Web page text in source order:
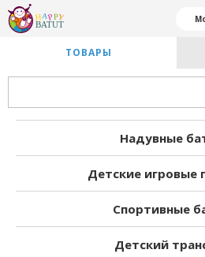
ТОВАРЫ
Надувные
Детские игровые
Спортивные
Детский